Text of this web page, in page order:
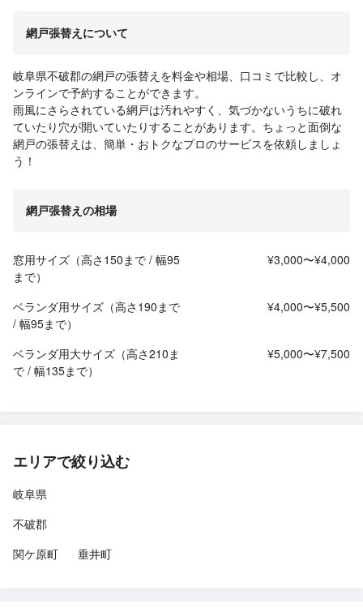
網戸張替えについて
岐阜県不破郡の網戸の張替えを料金や相場、口コミで比較し、オ
ンラインで予約することができます。
雨風にさらされている網戸は汚れやすく、気づかないうちに破れ
ていたり穴が開いていたりすることがあります。ちょっと面倒な
網戸の張替えは、簡単・おトクなプロのサービスを依頼しましょ
う！
網戸張替えの相場
窓用サイズ（高さ150まで / 幅95
まで）
¥3,000〜¥4,000
ベランダ用サイズ（高さ190まで
/ 幅95まで）
¥4,000〜¥5,500
ベランダ用大サイズ（高さ210ま
で / 幅135まで）
¥5,000〜¥7,500
エリアで絞り込む
岐阜県
不破郡
関ケ原町
垂井町